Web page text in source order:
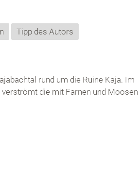
Tipp des Autors
rund um die Ruine Kaja. Im
die mit Farnen und Moosen